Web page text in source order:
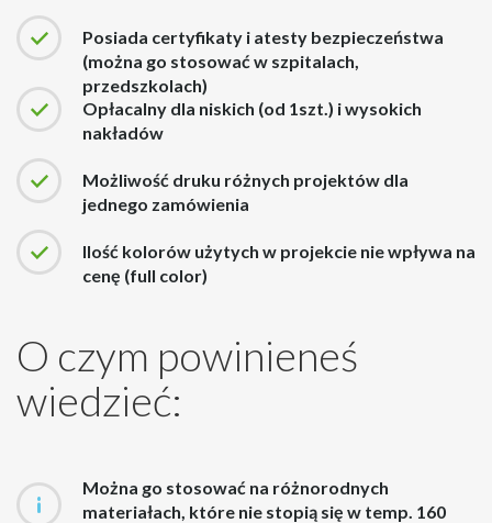
Posiada certyfikaty i atesty bezpieczeństwa
(można go stosować w szpitalach,
przedszkolach)
Opłacalny dla niskich (od 1szt.) i wysokich
nakładów
Możliwość druku różnych projektów dla
jednego zamówienia
Ilość kolorów użytych w projekcie nie wpływa na
cenę (full color)
O czym powinieneś
wiedzieć:
Można go stosować na różnorodnych
materiałach, które nie stopią się w temp. 160